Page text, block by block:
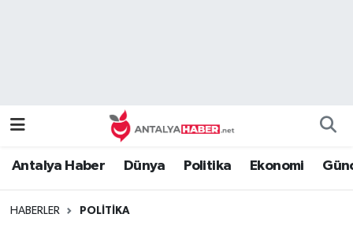
Antalya Haber Dünya Politika Ekonomi
HABERLER POLITIKA
Namaz Vakitleri